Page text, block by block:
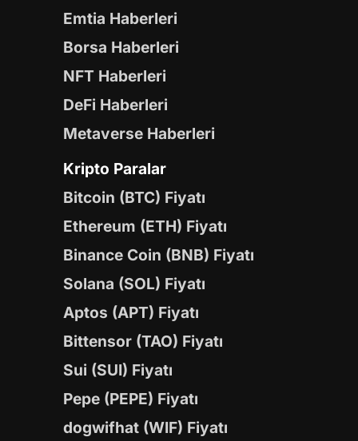
Emtia Haberleri
Borsa Haberleri
NFT Haberleri
DeFi Haberleri
Metaverse Haberleri
Kripto Paralar
Bitcoin (BTC) Fiyatı
Ethereum (ETH) Fiyatı
Binance Coin (BNB) Fiyatı
Solana (SOL) Fiyatı
Aptos (APT) Fiyatı
Bittensor (TAO) Fiyatı
Sui (SUI) Fiyatı
Pepe (PEPE) Fiyatı
dogwifhat (WIF) Fiyatı